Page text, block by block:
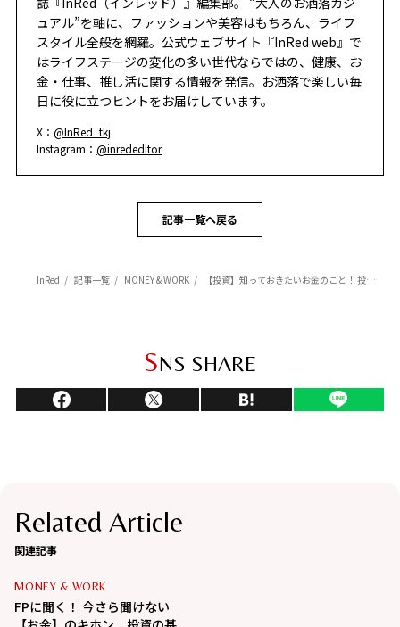
ュアル”を軸に、ファッションや美容はもちろん、ライフ
スタイル全般を網羅。公式ウェブサイト『InRed web』で
はライフステージの変化の多い世代ならではの、健康、お
金・仕事、推し活に関する情報を発信。お洒落で楽しい毎
日に役に立つヒントをお届けしています。
X：@InRed_tkj
Instagram：@inrededitor
記事一覧へ戻る
InRed 記事一覧 MONEY & WORK 【投資】知っておきたいお金のこと！ 投資の種類をリスク別にチェック！
SNS SHARE
Related Article
関連記事
MONEY & WORK
FPに聞く！ 今さら聞けない